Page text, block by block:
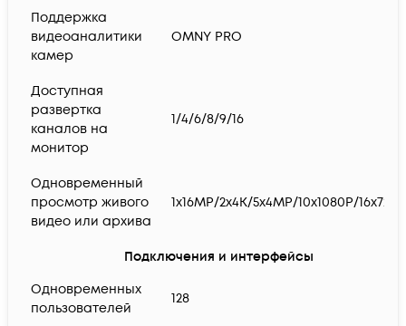
Поддержка
видеоаналитики
камер
OMNY PRO
Доступная
развертка
каналов на
монитор
1/4/6/8/9/16
Одновременный
просмотр живого
видео или архива
1x16MP/2x4K/5x4MP/10x1080P/16x720P
Подключения и интерфейсы
Одновременных
пользователей
128